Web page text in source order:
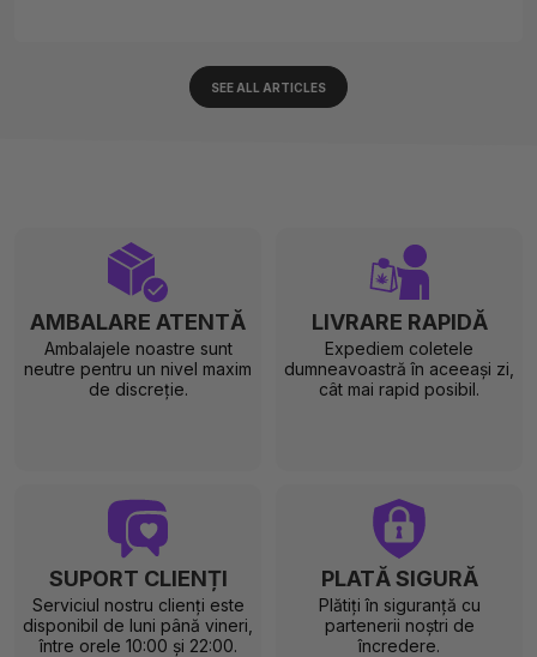
SEE ALL ARTICLES
AMBALARE ATENTĂ
Ambalajele noastre sunt
neutre pentru un nivel maxim
de discreție.
LIVRARE RAPIDĂ
Expediem coletele
dumneavoastră în aceeași zi,
cât mai rapid posibil.
SUPORT CLIENȚI
Serviciul nostru clienți este
disponibil de luni până vineri,
între orele 10:00 și 22:00.
PLATĂ SIGURĂ
Plătiți în siguranță cu
partenerii noștri de
încredere.